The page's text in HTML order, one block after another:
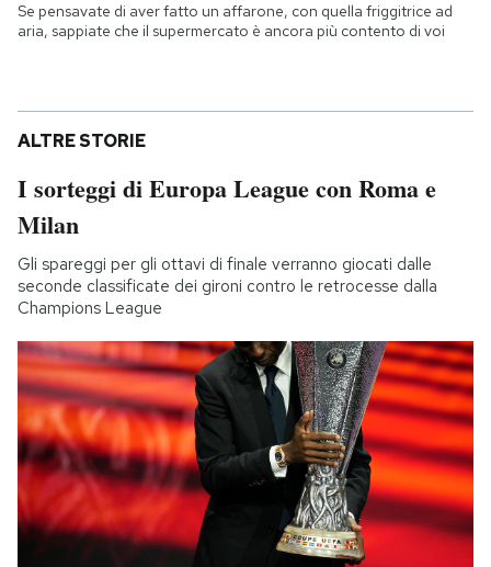
Se pensavate di aver fatto un affarone, con quella friggitrice ad
aria, sappiate che il supermercato è ancora più contento di voi
ALTRE STORIE
I sorteggi di Europa League con Roma e
Milan
Gli spareggi per gli ottavi di finale verranno giocati dalle
seconde classificate dei gironi contro le retrocesse dalla
Champions League